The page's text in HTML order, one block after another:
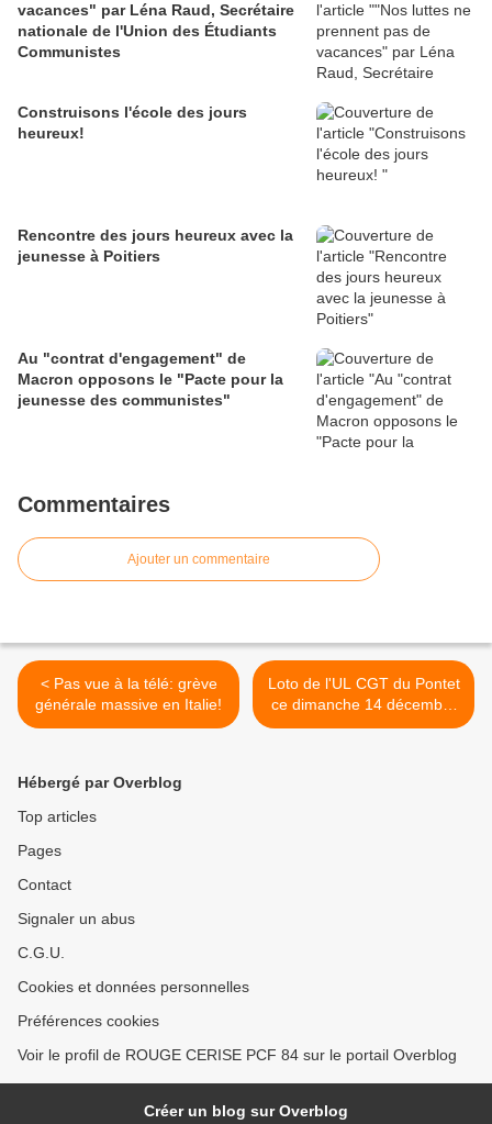
vacances" par Léna Raud, Secrétaire
nationale de l'Union des Étudiants
Communistes
Construisons l'école des jours
heureux!
Rencontre des jours heureux avec la
jeunesse à Poitiers
Au "contrat d'engagement" de
Macron opposons le "Pacte pour la
jeunesse des communistes"
Commentaires
Ajouter un commentaire
< Pas vue à la télé: grève
générale massive en Italie!
Loto de l'UL CGT du Pontet
ce dimanche 14 décembre
>
Hébergé par Overblog
Top articles
Pages
Contact
Signaler un abus
C.G.U.
Cookies et données personnelles
Préférences cookies
Voir le profil de ROUGE CERISE PCF 84 sur le portail Overblog
Créer un blog sur Overblog